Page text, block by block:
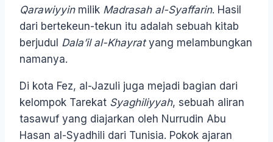
Qarawiyyinmilik Madrasah al-Syaffarin. Hasil
dari bertekeun-tekun itu adalah sebuah kitab
berjudul Dala’il al-Khayratyang melambungkan
namanya.
Di kota Fez, al-Jazuli juga mejadi bagian dari
kelompok Tarekat Syaghiliyyah, sebuah aliran
tasawuf yang diajarkan oleh Nurrudin Abu
Hasan al-Syadhili dari Tunisia. Pokok ajaran